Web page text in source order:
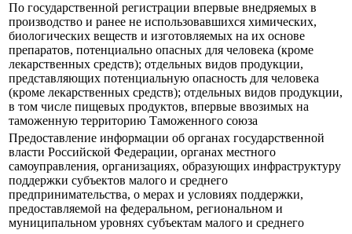
По государственной регистрации впервые внедряемых в
производство и ранее не использовавшихся химических,
биологических веществ и изготовляемых на их основе
препаратов, потенциально опасных для человека (кроме
лекарственных средств); отдельных видов продукции,
представляющих потенциальную опасность для человека
(кроме лекарственных средств); отдельных видов продукции,
в том числе пищевых продуктов, впервые ввозимых на
таможенную территорию Таможенного союза
Предоставление информации об органах государственной
власти Российской Федерации, органах местного
самоуправления, организациях, образующих инфраструктуру
поддержки субъектов малого и среднего
предпринимательства, о мерах и условиях поддержки,
предоставляемой на федеральном, региональном и
муниципальном уровнях субъектам малого и среднего